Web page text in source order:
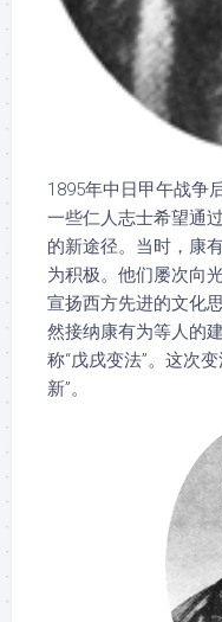
1895年中日甲午战争
一些仁人志士希望通
的新途径。当时，康
为积极。他们屡次向
宣扬西方先进的文化
然接纳康有为等人的
称“戊戌变法”。这次
新”。